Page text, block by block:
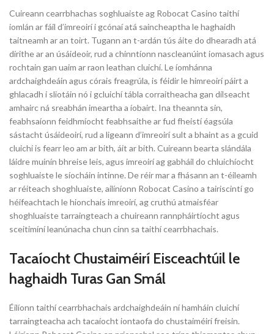
Cuireann cearrbhachas soghluaiste ag Robocat Casino taithí
iomlán ar fáil d’imreoirí i gcónaí atá saincheaptha le haghaidh
taitneamh ar an toirt. Tugann an t-ardán tús áite do dhearadh atá
dírithe ar an úsáideoir, rud a chinntíonn nascleanúint iomasach agus
rochtain gan uaim ar raon leathan cluichí. Le íomhánna
ardchaighdeáin agus córais freagrúla, is féidir le himreoirí páirt a
ghlacadh i sliotáin nó i gcluichí tábla corraitheacha gan dílseacht
amhairc ná sreabhán imeartha a íobairt. Ina theannta sin,
feabhsaíonn feidhmíocht feabhsaithe ar fud fheistí éagsúla
sástacht úsáideoirí, rud a ligeann d’imreoirí sult a bhaint as a gcuid
cluichí is fearr leo am ar bith, áit ar bith. Cuireann bearta slándála
láidre muinín bhreise leis, agus imreoirí ag gabháil do chluichíocht
soghluaiste le síocháin intinne. De réir mar a fhásann an t-éileamh
ar réiteach shoghluaiste, ailíníonn Robocat Casino a tairiscintí go
héifeachtach le hionchais imreoirí, ag cruthú atmaisféar
shoghluaiste tarraingteach a chuireann rannpháirtíocht agus
sceitimíní leanúnacha chun cinn sa taithí cearrbhachais.
Tacaíocht Chustaiméirí Eisceachtúil le
haghaidh Turas Gan Smál
Éilíonn taithí cearrbhachais ardchaighdeáin ní hamháin cluichí
tarraingteacha ach tacaíocht iontaofa do chustaiméirí freisin.